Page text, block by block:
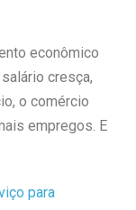
econômico
cresça,
o comércio
empregos. E